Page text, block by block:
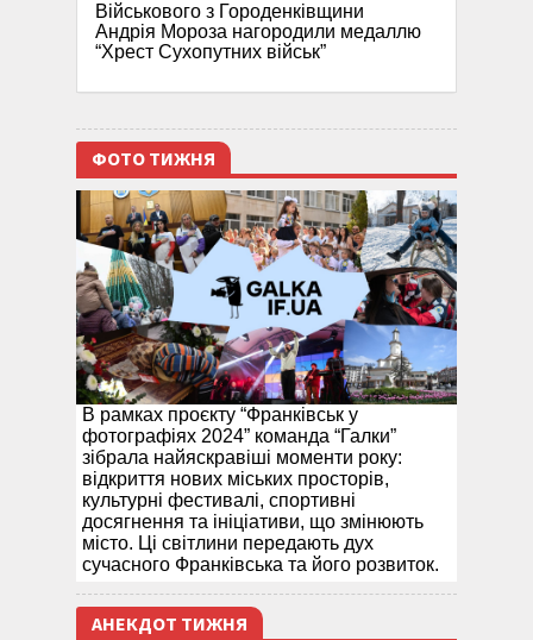
Військового з Городенківщини
Андрія Мороза нагородили медаллю
“Хрест Сухопутних військ”
ФОТО ТИЖНЯ
В рамках проєкту “Франківськ у
фотографіях 2024” команда “Галки”
зібрала найяскравіші моменти року:
відкриття нових міських просторів,
культурні фестивалі, спортивні
досягнення та ініціативи, що змінюють
місто. Ці світлини передають дух
сучасного Франківська та його розвиток.
АНЕКДОТ ТИЖНЯ